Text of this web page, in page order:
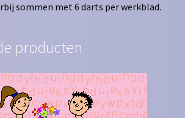
sommen met 6 darts per werkblad.
producten